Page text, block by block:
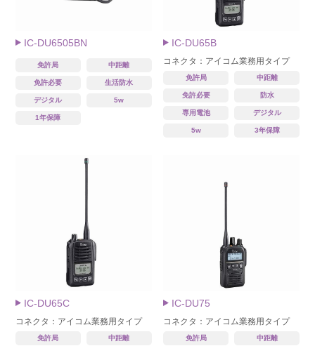
IC-DU6505BN
免許局 中距離
免許必要 生活防水
デジタル 5w
1年保障
IC-DU65B
コネクタ：アイコム業務用タイプ
免許局 中距離
免許必要 防水
専用電池 デジタル
5w 3年保障
IC-DU65C
コネクタ：アイコム業務用タイプ
免許局 中距離
IC-DU75
コネクタ：アイコム業務用タイプ
免許局 中距離